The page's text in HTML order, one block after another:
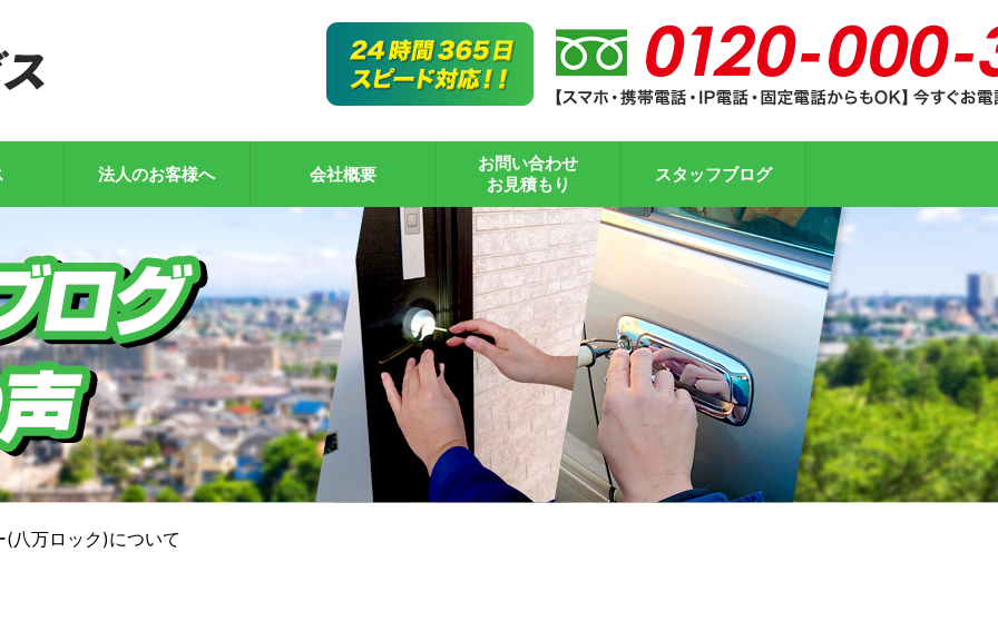
法人のお客様へ 会社概要
お問い合わせ
お見積もり
スタッフブログ
(八万ロック)について